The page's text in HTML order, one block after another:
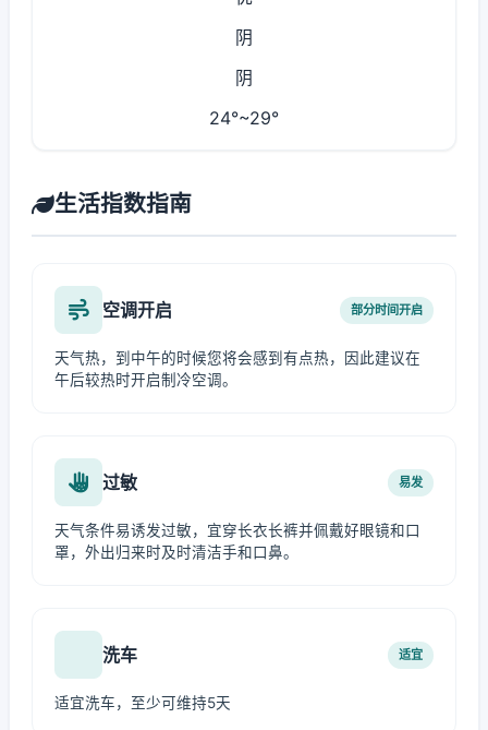
阴
阴
24°~29°
生活指数指南
空调开启 部分时间开启
天气热，到中午的时候您将会感到有点热，因此建议在
午后较热时开启制冷空调。
过敏 易发
天气条件易诱发过敏，宜穿长衣长裤并佩戴好眼镜和口
罩，外出归来时及时清洁手和口鼻。
洗车 适宜
适宜洗车，至少可维持5天